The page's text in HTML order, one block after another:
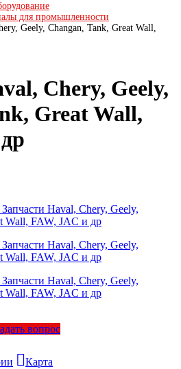
для промышленности
Geely, Changan, Tank, Great Wall,
Chery, Geely,
Great Wall,
вопрос
Карта